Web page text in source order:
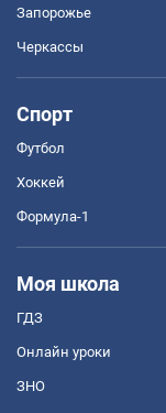
Запорожье
Черкассы
Спорт
Футбол
Хоккей
Формула-1
Моя школа
ГДЗ
Онлайн уроки
ЗНО